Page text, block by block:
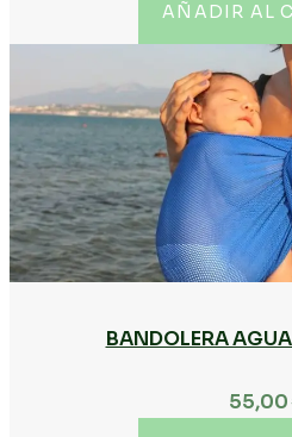
AÑADIR AL
BANDOLERA
55,00